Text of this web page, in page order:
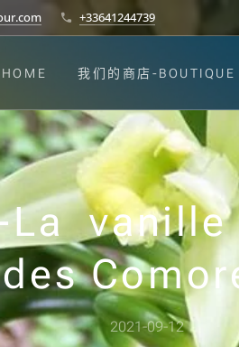
+33641244739
我们的商店-BOUTIQUE
La vanille
des
2021-09-12